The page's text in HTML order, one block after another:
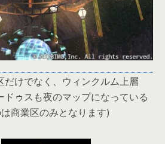
けでなく、ウィンクルム上層
ドゥスも夜のマップになっている
商業区のみとなります)